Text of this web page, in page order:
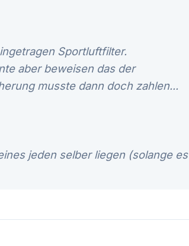
Sportluftfilter.
aber beweisen das der
musste dann doch zahlen...
jeden selber liegen (solange es